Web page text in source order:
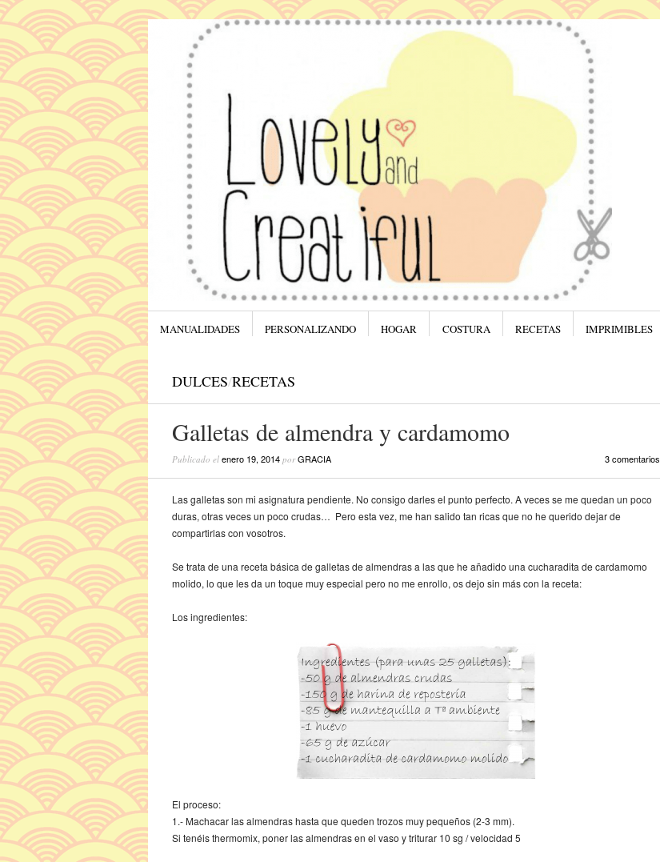
Menú
SALTAR AL CONTENIDO.
MANUALIDADES PERSONALIZANDO HOGAR COSTURA RECETAS IMPRIMIBLES
DULCES/RECETAS
Galletas de almendra y cardamomo
Publicado el enero 19, 2014porGRACIA 3 comentarios
Las galletas son mi asignatura pendiente. No consigo darles el punto perfecto. A veces se me quedan un poco
duras, otras veces un poco crudas… Pero esta vez, me han salido tan ricas que no he querido dejar de
compartirlas con vosotros.
Se trata de una receta básica de galletas de almendras a las que he añadido una cucharadita de cardamomo
molido, lo que les da un toque muy especial pero no me enrollo, os dejo sin más con la receta:
Los ingredientes:
El proceso:
1.- Machacar las almendras hasta que queden trozos muy pequeños (2-3 mm).
Si tenéis thermomix, poner las almendras en el vaso y triturar 10 sg / velocidad 5